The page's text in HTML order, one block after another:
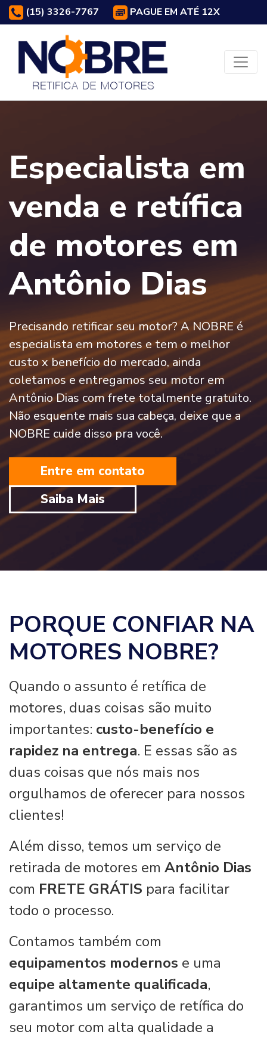
(15) 3326-7767 PAGUE EM ATÉ 12X
Especialista em
venda e retífica
de motores em
Antônio Dias
Precisando retificar seu motor? A NOBRE é
especialista em motores e tem o melhor
custo x benefício do mercado, ainda
coletamos e entregamos seu motor em
Antônio Dias com frete totalmente gratuito.
Não esquente mais sua cabeça, deixe que a
NOBRE cuide disso pra você.
Entre em contato
Saiba Mais
PORQUE CONFIAR NA
MOTORES NOBRE?
Quando o assunto é retífica de
motores, duas coisas são muito
importantes: custo-benefício e
rapidez na entrega. E essas são as
duas coisas que nós mais nos
orgulhamos de oferecer para nossos
clientes!
Além disso, temos um serviço de
retirada de motores em Antônio Dias
com FRETE GRÁTIS para facilitar
todo o processo.
Contamos também com
equipamentos modernos e uma
equipe altamente qualificada,
garantimos um serviço de retífica do
seu motor com alta qualidade a